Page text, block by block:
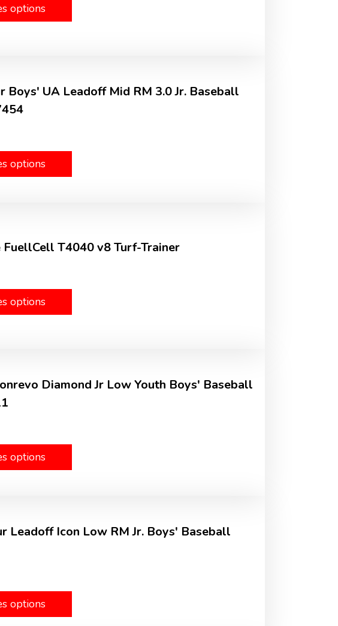
options
Boys' UA Leadoff Mid RM 3.0 Jr. Baseball
options
FuellCell T4040 v8 Turf-Trainer
options
Diamond Jr Low Youth Boys' Baseball
options
Leadoff Icon Low RM Jr. Boys' Baseball
options